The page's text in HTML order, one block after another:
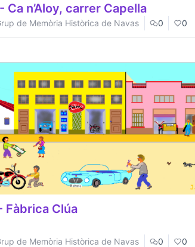
Ca n’Aloy, carrer Capella
de Memòria Històrica de Navas 0 0
Fàbrica Clúa
de Memòria Històrica de Navas 0 0